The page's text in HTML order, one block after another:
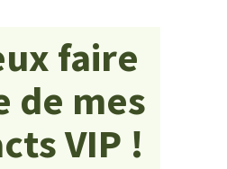
faire
de mes
VIP !